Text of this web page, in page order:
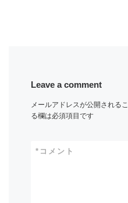
Leave a comment
メールアドレスが公開される
る欄は必須項目です
コメント
*